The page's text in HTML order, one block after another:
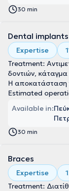
30 min
Dental implants
Expertise
Treatment:
δοντιών,
Η αποκατάσταση
Estimated
Available in:
30 min
Braces
Expertise
Treatment: